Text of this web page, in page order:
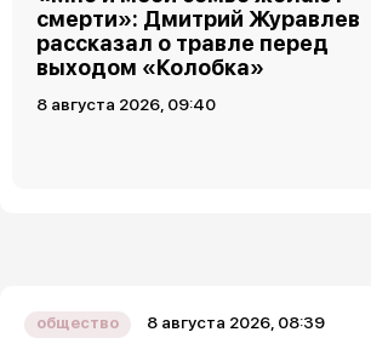
смерти»: Дмитрий Журавлев
рассказал о травле перед
выходом «Колобка»
8 августа 2026, 09:40
общество 8 августа 2026, 08:39